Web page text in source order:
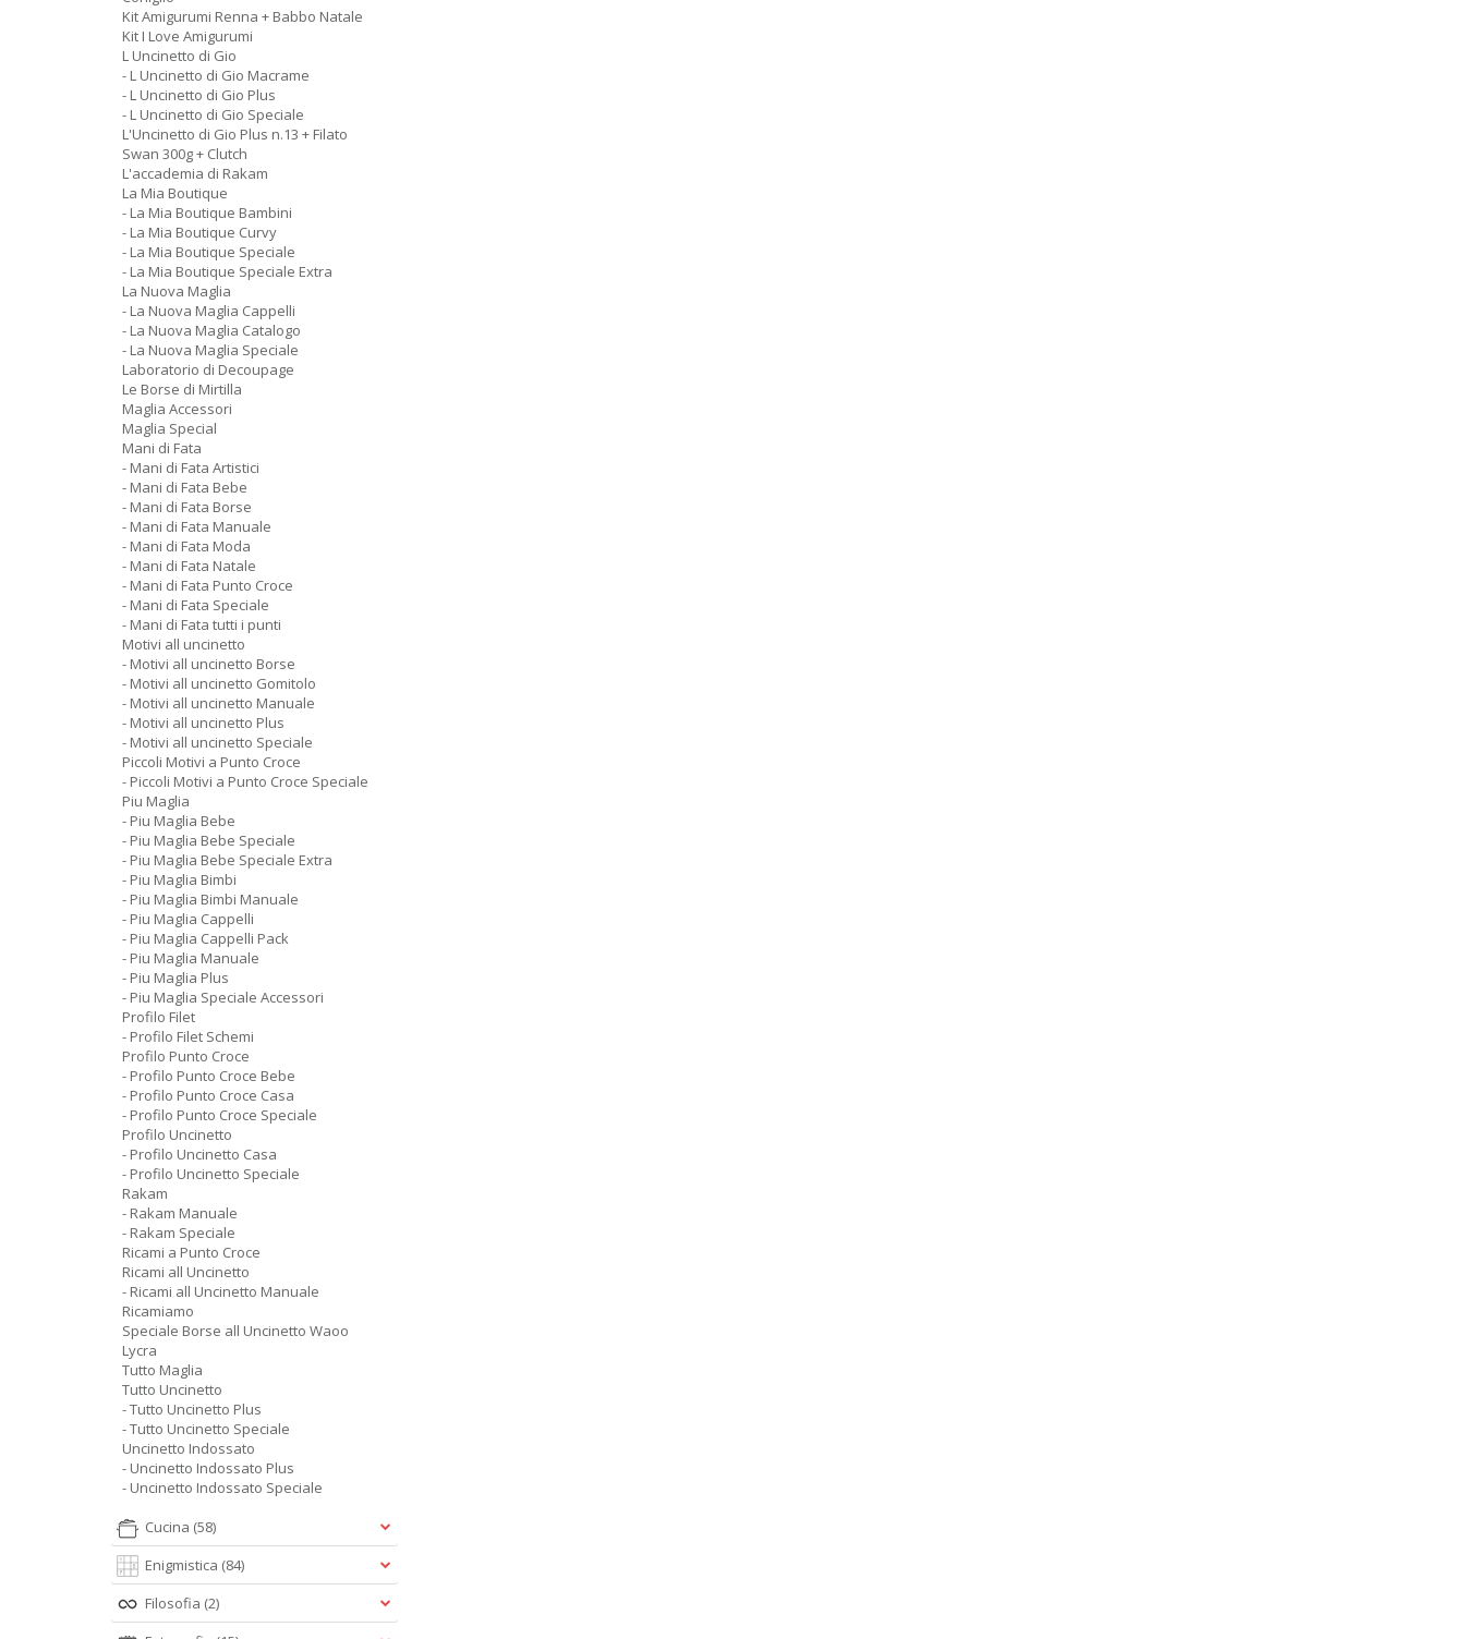
Kit Amigurumi Renna + Babbo Natale
Kit I Love Amigurumi
L Uncinetto di Gio
- L Uncinetto di Gio Macrame
- L Uncinetto di Gio Plus
- L Uncinetto di Gio Speciale
L'Uncinetto di Gio Plus n.13 + Filato
Swan 300g + Clutch
L'accademia di Rakam
La Mia Boutique
- La Mia Boutique Bambini
- La Mia Boutique Curvy
- La Mia Boutique Speciale
- La Mia Boutique Speciale Extra
La Nuova Maglia
- La Nuova Maglia Cappelli
- La Nuova Maglia Catalogo
- La Nuova Maglia Speciale
Laboratorio di Decoupage
Le Borse di Mirtilla
Maglia Accessori
Maglia Special
Mani di Fata
- Mani di Fata Artistici
- Mani di Fata Bebe
- Mani di Fata Borse
- Mani di Fata Manuale
- Mani di Fata Moda
- Mani di Fata Natale
- Mani di Fata Punto Croce
- Mani di Fata Speciale
- Mani di Fata tutti i punti
Motivi all uncinetto
- Motivi all uncinetto Borse
- Motivi all uncinetto Gomitolo
- Motivi all uncinetto Manuale
- Motivi all uncinetto Plus
- Motivi all uncinetto Speciale
Piccoli Motivi a Punto Croce
- Piccoli Motivi a Punto Croce Speciale
Piu Maglia
- Piu Maglia Bebe
- Piu Maglia Bebe Speciale
- Piu Maglia Bebe Speciale Extra
- Piu Maglia Bimbi
- Piu Maglia Bimbi Manuale
- Piu Maglia Cappelli
- Piu Maglia Cappelli Pack
- Piu Maglia Manuale
- Piu Maglia Plus
- Piu Maglia Speciale Accessori
Profilo Filet
- Profilo Filet Schemi
Profilo Punto Croce
- Profilo Punto Croce Bebe
- Profilo Punto Croce Casa
- Profilo Punto Croce Speciale
Profilo Uncinetto
- Profilo Uncinetto Casa
- Profilo Uncinetto Speciale
Rakam
- Rakam Manuale
- Rakam Speciale
Ricami a Punto Croce
Ricami all Uncinetto
- Ricami all Uncinetto Manuale
Ricamiamo
Speciale Borse all Uncinetto Waoo
Lycra
Tutto Maglia
Tutto Uncinetto
- Tutto Uncinetto Plus
- Tutto Uncinetto Speciale
Uncinetto Indossato
- Uncinetto Indossato Plus
- Uncinetto Indossato Speciale
Cucina (58)
Enigmistica (84)
Filosofia (2)